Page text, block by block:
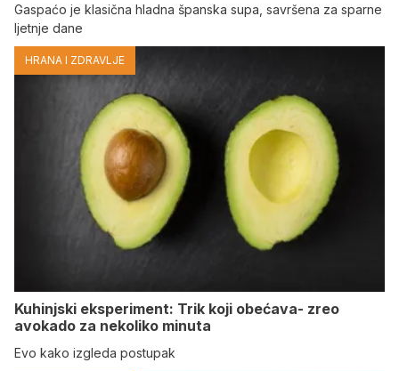
Gaspaćo je klasična hladna španska supa, savršena za sparne
ljetnje dane
HRANA I ZDRAVLJE
Kuhinjski eksperiment: Trik koji obećava- zreo
avokado za nekoliko minuta
Evo kako izgleda postupak